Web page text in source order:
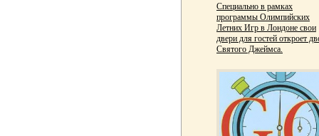
Специально в рамках
программы Олимпийских
Летних Игр в Лондоне свои
двери для гостей откроет
Святого Джеймса.